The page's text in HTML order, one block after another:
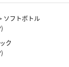
ソフトボトル
ク